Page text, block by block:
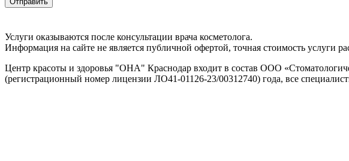
Услуги оказываются после консультации врача косметолога.
Информация на сайте не является публичной офертой, точная стоимость услуги
Центр красоты и здоровья "ОНА" Краснодар входит в состав ООО
(регистрационный номер лицензии ЛО41-01126-23/00312740) года, все